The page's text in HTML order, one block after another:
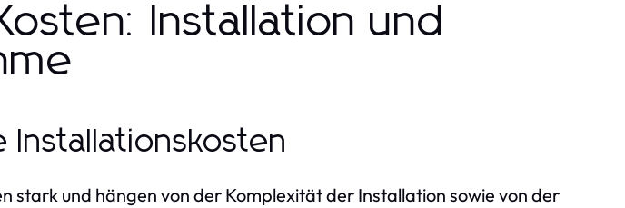
Installation und
Installationskosten
stark und hängen von der Komplexität der Installation sowie von der